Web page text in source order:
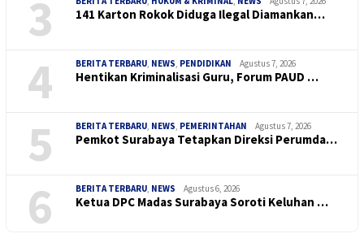
3 141 Karton Rokok Diduga Ilegal Diamankan…
4 BERITA TERBARU, NEWS, PENDIDIKAN Agustus 7, 2026
Hentikan Kriminalisasi Guru, Forum PAUD …
5 BERITA TERBARU, NEWS, PEMERINTAHAN Agustus 7, 2026
Pemkot Surabaya Tetapkan Direksi Perumda…
6 BERITA TERBARU, NEWS Agustus 6, 2026
Ketua DPC Madas Surabaya Soroti Keluhan …